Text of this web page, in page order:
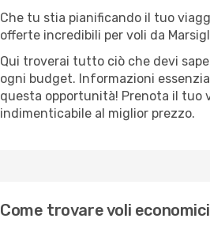
Che tu stia pianificando il tuo
offerte incredibili per voli da
Qui troverai tutto ciò che devi
ogni budget. Informazioni
questa opportunità! Prenota il tuo
indimenticabile al miglior prezzo.
Come trovare voli economici